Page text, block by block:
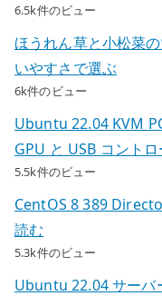
6.5k件のビュー
ほうれん草と小松菜
いやすさで選ぶ
6k件のビュー
Ubuntu 22.04 KVM
GPU と USB コント
5.5k件のビュー
CentOS 8 389
読む
5.3k件のビュー
Ubuntu 22.04 サーバ